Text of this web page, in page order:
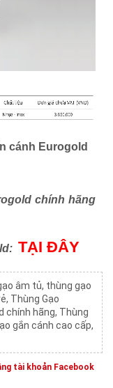
cánh Eurogold
chính hãng
TẠI ĐÂY
âm tủ, thùng gạo
, Thùng Gạo
chính hãng, Thùng
gắn cánh cao cấp,
tài khoản Facebook